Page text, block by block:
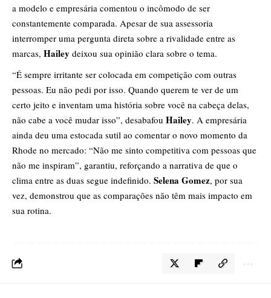
a modelo e empresária comentou o incômodo de ser
constantemente comparada. Apesar de sua assessoria
interromper uma pergunta direta sobre a rivalidade entre as
marcas, Hailey deixou sua opinião clara sobre o tema.
“É sempre irritante ser colocada em competição com outras
pessoas. Eu não pedi por isso. Quando querem te ver de um
certo jeito e inventam uma história sobre você na cabeça delas,
não cabe a você mudar isso”, desabafou Hailey. A empresária
ainda deu uma estocada sutil ao comentar o novo momento da
Rhode no mercado: “Não me sinto competitiva com pessoas que
não me inspiram”, garantiu, reforçando a narrativa de que o
clima entre as duas segue indefinido. Selena Gomez, por sua
vez, demonstrou que as comparações não têm mais impacto em
sua rotina.